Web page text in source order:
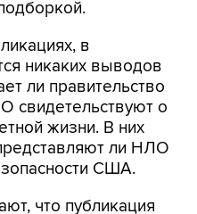
в
никаких выводов
ли правительство
о
жизни. В них
ли НЛО
США.
что публикация